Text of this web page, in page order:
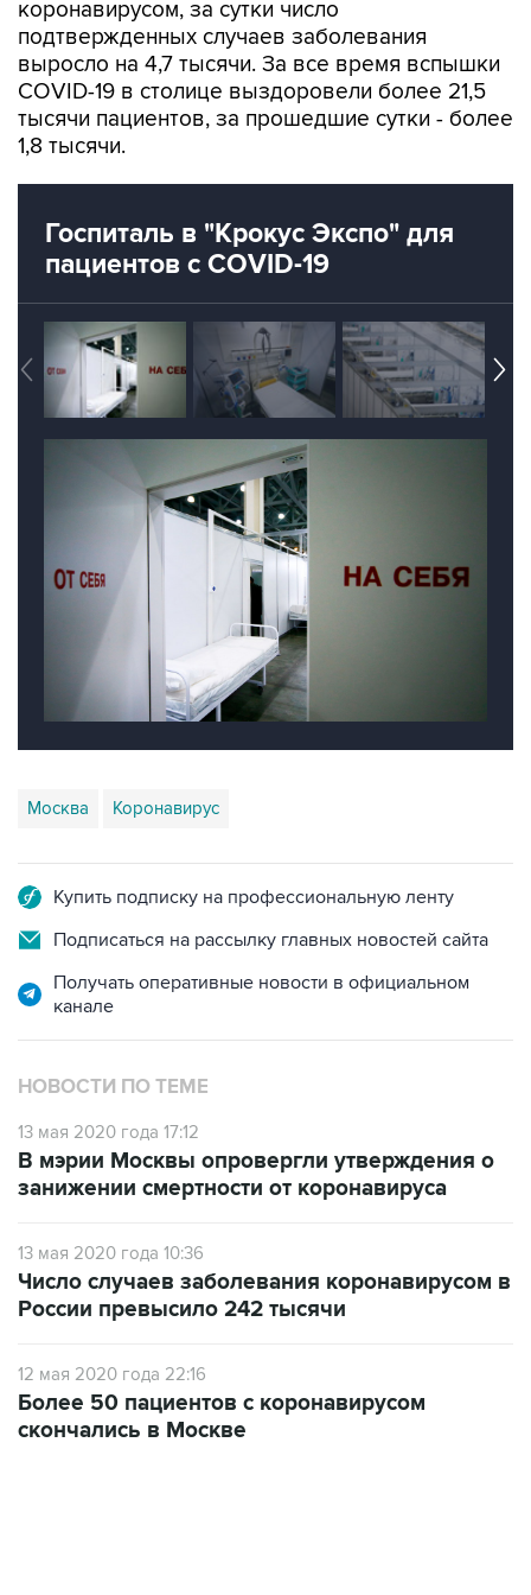
коронавирусом, за сутки число
подтвержденных случаев заболевания
выросло на 4,7 тысячи. За все время вспышки
COVID-19 в столице выздоровели более 21,5
тысячи пациентов, за прошедшие сутки - более
1,8 тысячи.
Госпиталь в "Крокус Экспо" для
пациентов с COVID-19
Москва Коронавирус
Купить подписку на профессиональную ленту
Подписаться на рассылку главных новостей сайта
Получать оперативные новости в официальном
канале
НОВОСТИ ПО ТЕМЕ
13 мая 2020 года 17:12
В мэрии Москвы опровергли утверждения о
занижении смертности от коронавируса
13 мая 2020 года 10:36
Число случаев заболевания коронавирусом в
России превысило 242 тысячи
12 мая 2020 года 22:16
Более 50 пациентов с коронавирусом
скончались в Москве